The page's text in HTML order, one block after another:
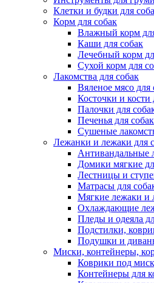
Клетки и будки для
Корм для собак
Влажный корм
Каши для собак
Лечебный корм
Сухой корм для
Лакомства для собак
Вяленое мясо для
Косточки и кости
Палочки для
Печенья для собак
Сушеные
Лежанки и лежаки для
Антивандальные
Домики мягкие
Лестницы и
Матрасы для
Мягкие лежаки и
Охлаждающие
Пледы и одеяла
Подстилки,
Подушки и
Миски, контейнеры,
Коврики под
Контейнеры для